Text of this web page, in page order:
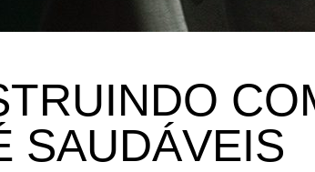
SAUDÁVEIS